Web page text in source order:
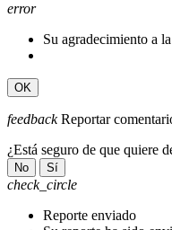
error
Su agradecimiento a
OK
feedback Reportar
¿Está seguro de que quiere
No Sí
check_circle
Reporte enviado